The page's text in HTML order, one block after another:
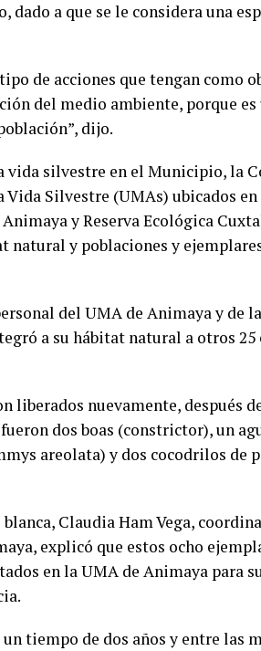
a que se le considera una
de acciones que tengan como
del medio ambiente, porque es
dijo.
vida silvestre en el Municipio, la
Silvestre (UMAs) ubicados
y Reserva Ecológica
natural y poblaciones y
del UMA de Animaya y de
a su hábitat natural a otros 25
liberados nuevamente, después
dos boas (constrictor), un
areolata) y dos cocodrilos de
Claudia Ham Vega,
explicó que estos ocho
en la UMA de Animaya para
tiempo de dos años y entre las